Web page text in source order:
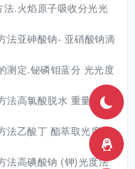
.火焰原子吸收分光光
法亚砷酸钠- 亚硝酸钠滴
测定.铋磷钼蓝分 光光度
高氯酸脱水 重量法测
法乙酸丁 酯萃取光度法
法高碘酸钠 (钾)光度法